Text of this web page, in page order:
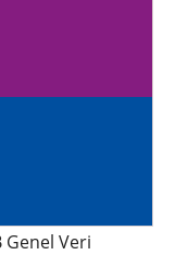
Genel Veri